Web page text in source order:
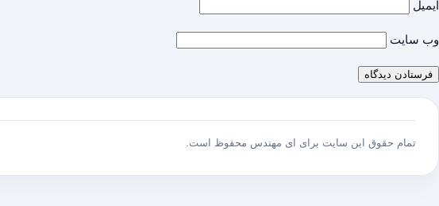
ایمیل
وب‌ سایت
تمام حقوق این سایت برای ای مهندس محفوظ است.